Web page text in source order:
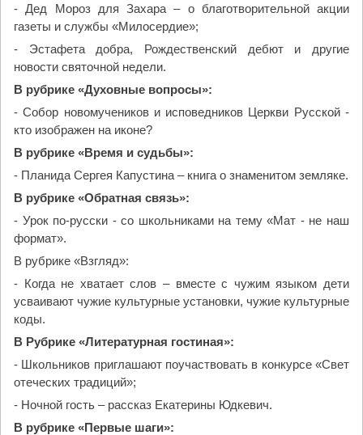
- Дед Мороз для Захара – о благотворительной акции
газеты и службы «Милосердие»;
- Эстафета добра, Рождественский дебют и другие
новости святочной недели.
В рубрике «Духовные вопросы»:
- Собор новомучеников и исповедников Церкви Русской -
кто изображен на иконе?
В рубрике «Время и судьбы»:
- Планида Сергея Капустина – книга о знаменитом земляке.
В рубрике «Обратная связь»:
- Урок по-русски - со школьниками на тему «Мат - не наш
формат».
В рубрике «Взгляд»:
- Когда не хватает слов – вместе с чужим языком дети
усваивают чужие культурные установки, чужие культурные
коды.
В Рубрике «Литературная гостиная»:
- Школьников приглашают поучаствовать в конкурсе «Свет
отеческих традиций»;
- Ночной гость – рассказ Екатерины Юдкевич.
В рубрике «Первые шаги»: